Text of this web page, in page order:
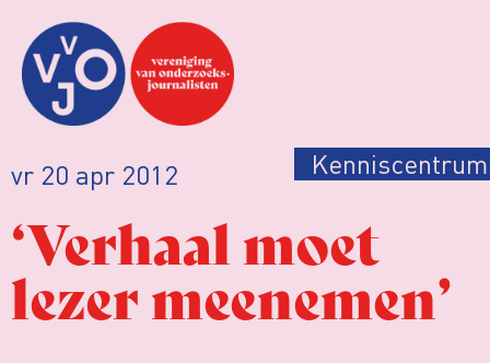
vr 20 apr 2012 Kenniscentrum
‘Verhaal moet
lezer meenemen’